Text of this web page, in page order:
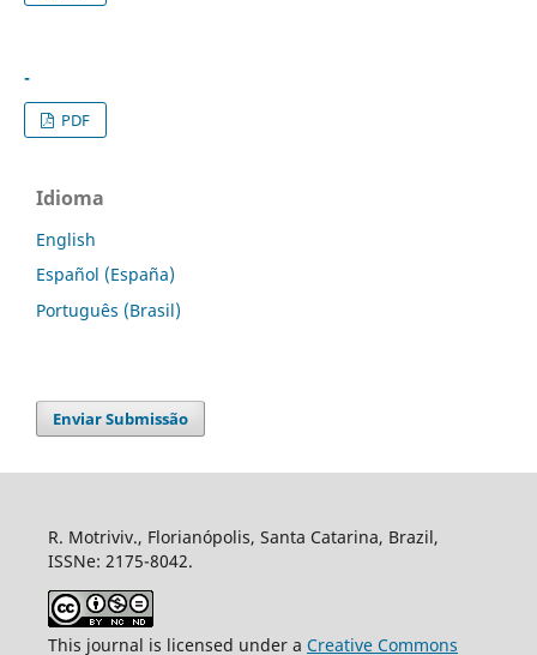
-
PDF
Idioma
English
Español (España)
Português (Brasil)
Enviar Submissão
R. Motriviv., Florianópolis, Santa Catarina, Brazil,
ISSNe: 2175-8042.
This journal is licensed under a Creative Commons